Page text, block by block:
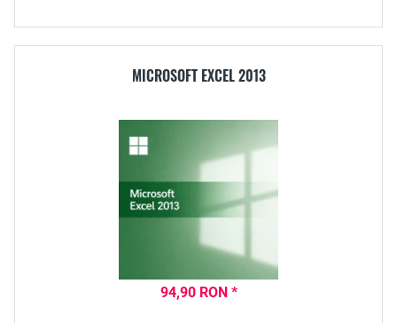
MICROSOFT EXCEL 2013
94,90 RON *